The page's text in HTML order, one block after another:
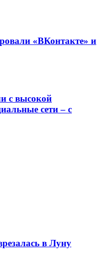
«ВКонтакте» и
с высокой
сети – с
в Луну